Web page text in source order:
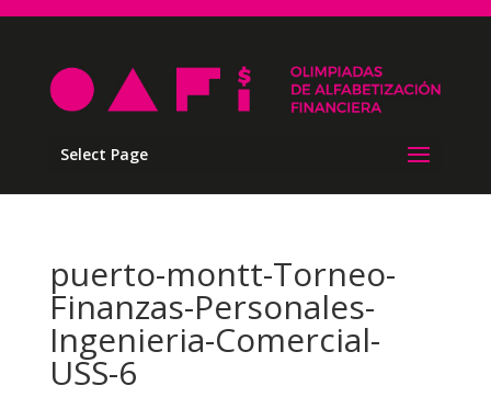
Select Page
puerto-montt-Torneo-
Finanzas-Personales-
Ingenieria-Comercial-
USS-6